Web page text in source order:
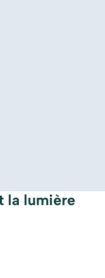
la lumière